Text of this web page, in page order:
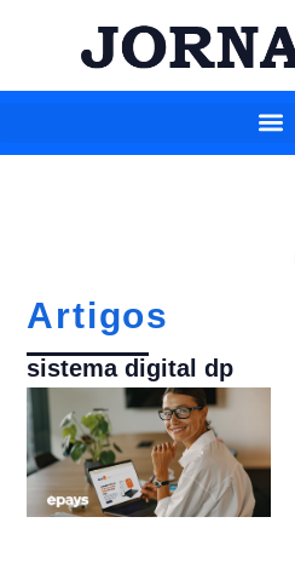
Artigos
sistema digital dp